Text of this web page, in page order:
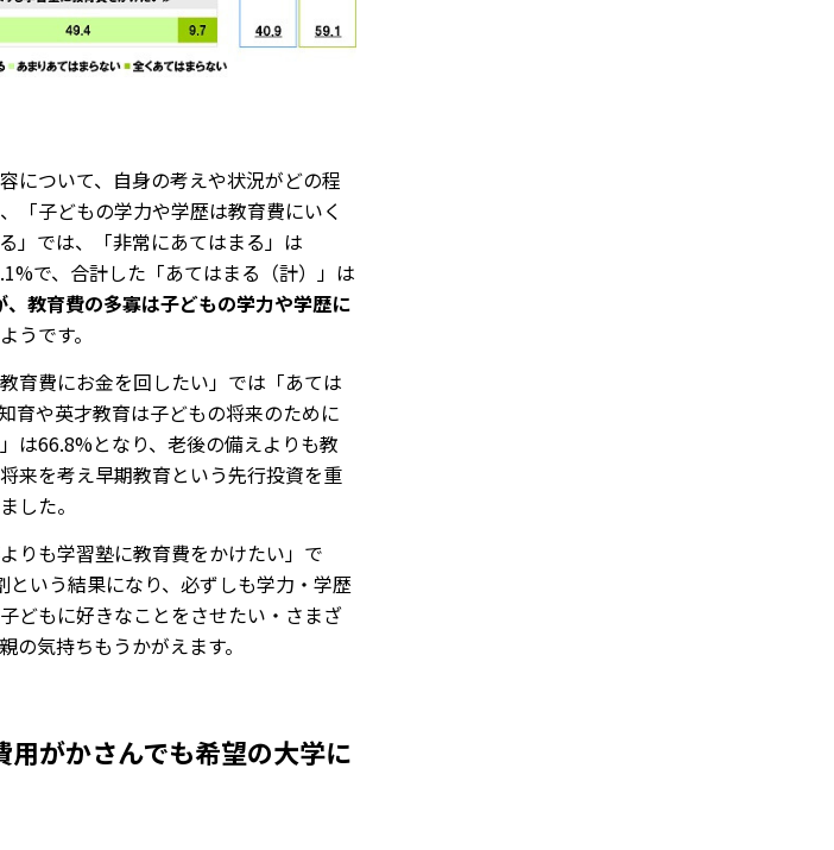
について、自身の考えや状況がどの程
「子どもの学力や学歴は教育費にいく
」では、「非常にあてはまる」は
で、合計した「あてはまる（計）」は
、教育費の多寡は子どもの学力や学歴に
ようです。
育費にお金を回したい」では「あては
育や英才教育は子どもの将来のために
は66.8%となり、老後の備えよりも教
来を考え早期教育という先行投資を重
した。
りも学習塾に教育費をかけたい」で
いう結果になり、必ずしも学力・学歴
どもに好きなことをさせたい・さまざ
の気持ちもうかがえます。
がかさんでも希望の大学に